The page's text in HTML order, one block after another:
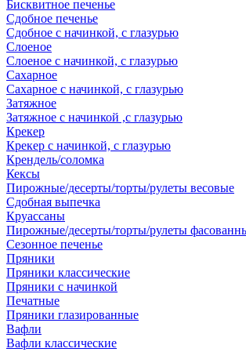
Бисквитное печенье
Сдобное печенье
Сдобное с начинкой, с глазурью
Слоеное
Слоеное с начинкой, с глазурью
Сахарное
Сахарное с начинкой, с глазурью
Затяжное
Затяжное с начинкой ,с глазурью
Крекер
Крекер с начинкой, с глазурью
Крендель/соломка
Кексы
Пирожные/десерты/торты/рулеты весовые
Сдобная выпечка
Круассаны
Пирожные/десерты/торты/рулеты
Сезонное печенье
Пряники
Пряники классические
Пряники с начинкой
Печатные
Пряники глазированные
Вафли
Вафли классические